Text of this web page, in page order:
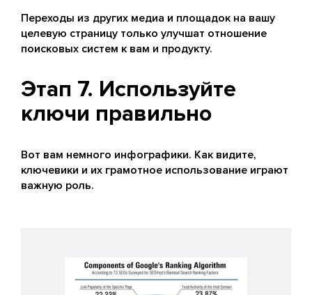
Переходы из других медиа и площадок на вашу
целевую страницу только улучшат отношение
поисковых систем к вам и продукту.
Этап 7. Используйте
ключи правильно
Вот вам немного инфографики. Как видите,
ключевики и их грамотное использование играют
важную роль.